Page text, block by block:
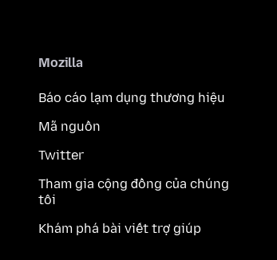
Mozilla
Báo cáo lạm dụng thương hiệu
Mã nguồn
Twitter
Tham gia cộng đồng của chúng
tôi
Khám phá bài viết trợ giúp